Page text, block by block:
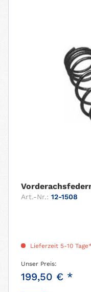
Art.-Nr.: 12-1508
Lieferzeit 5-10
Unser Preis:
199,50 € *